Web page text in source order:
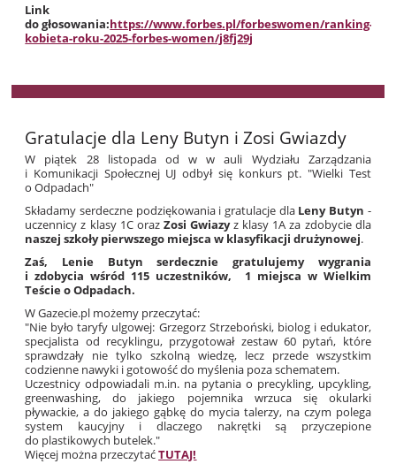
Link
do głosowania:https://www.forbes.pl/forbeswomen/ranking-
kobieta-roku-2025-forbes-women/j8fj29j
Gratulacje dla Leny Butyn i Zosi Gwiazdy
W piątek 28 listopada od w w auli Wydziału Zarządzania
i Komunikacji Społecznej UJ odbył się konkurs pt. "Wielki Test
o Odpadach"
Składamy serdeczne podziękowania i gratulacje dla Leny Butyn -
uczennicy z klasy 1C oraz Zosi Gwiazyz klasy 1A za zdobycie dla
naszej szkoły pierwszego miejsca w klasyfikacji drużynowej.
Zaś, Lenie Butyn serdecznie gratulujemy wygrania
i zdobycia wśród 115 uczestników, 1 miejsca w Wielkim
Teście o Odpadach.
W Gazecie.pl możemy przeczytać:
"Nie było taryfy ulgowej: Grzegorz Strzeboński, biolog i edukator,
specjalista od recyklingu, przygotował zestaw 60 pytań, które
sprawdzały nie tylko szkolną wiedzę, lecz przede wszystkim
codzienne nawyki i gotowość do myślenia poza schematem.
Uczestnicy odpowiadali m.in. na pytania o precykling, upcykling,
greenwashing, do jakiego pojemnika wrzuca się okularki
pływackie, a do jakiego gąbkę do mycia talerzy, na czym polega
system kaucyjny i dlaczego nakrętki są przyczepione
do plastikowych butelek."
Więcej można przeczytaćTUTAJ!